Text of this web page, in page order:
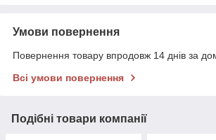
Умови повернення
Повернення товару впродовж 14 днів за
Всі умови повернення
Подібні товари компанії